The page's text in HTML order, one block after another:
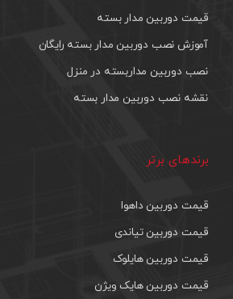
قیمت دوربین مدار بسته
آموزش نصب دوربین مدار بسته رایگان
نصب دوربین مداربسته در منزل
نقشه نصب دوربین مدار بسته
برندهای برتر
قیمت دوربین داهوا
قیمت دوربین تیاندی
قیمت دوربین هایلوک
قیمت دوربین هایک ویژن